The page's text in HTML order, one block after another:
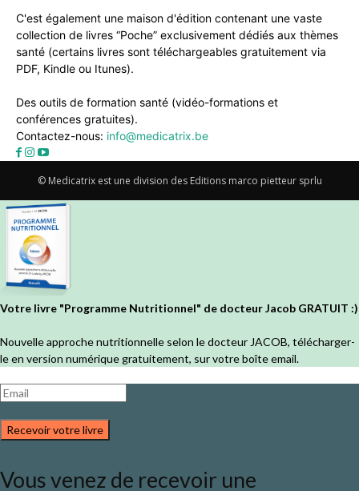
C'est également une maison d'édition contenant une vaste
collection de livres “Poche” exclusivement dédiés aux thèmes
santé (certains livres sont téléchargeables gratuitement via
PDF, Kindle ou Itunes).
Des outils de formation santé (vidéo-formations et
conférences gratuites).
Contactez-nous: info@medicatrix.be
© Medicatrix est une division des Editions marco pietteur sprlu
Votre livre "Programme Nutritionnel" de docteur Jacob GRATUIT :)
Nouvelle approche nutritionnelle selon le docteur JACOB, télécharger-
le en version numérique gratuitement, sur votre boîte email.
Recevoir votre livre
Vous venez de recevoir une